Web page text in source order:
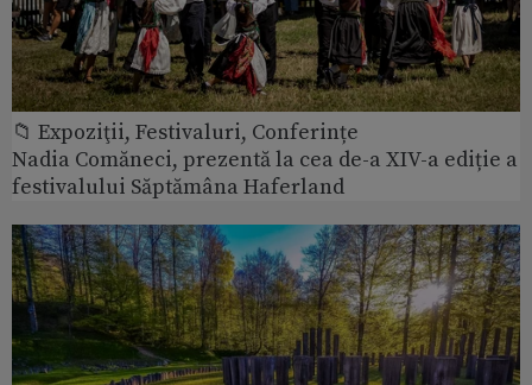
📁 Expoziţii, Festivaluri, Conferințe
Nadia Comăneci, prezentă la cea de-a XIV-a ediție a
festivalului Săptămâna Haferland